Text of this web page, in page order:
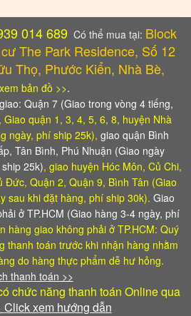
014 689 Có thể mua tại: Block
The Park Residence, Số 12
Thọ, Phước Kiển, Nhà Bè,
bản đồ >>.
Quận 7 (Giao trong vòng 4 tiếng,
, Giao quận 1, 3, 4, 5, 6, 8, huyện Nhà
ngày, phí ship 25k), giao quận Bình
Tân Bình, Phú Nhuận (Giao ngày
25k), giao huyện Hóc Môn, Củ Chi,
Đức, Quận 2, Quận 9, Bình Tân (Giao
sau khi đặt hàng, phí ship 30k). Giao
ở TP.HCM (Giao hàng 3-4 ngày, phí
hàng giao không phải ở TP.HCM: Quý
thanh toán trước khi nhận hàng nhằm
do hàng thực phẩm dễ hư hỏng.
thanh toán >>
chức năng thanh toán Online qua
Click xem hướng dẫn